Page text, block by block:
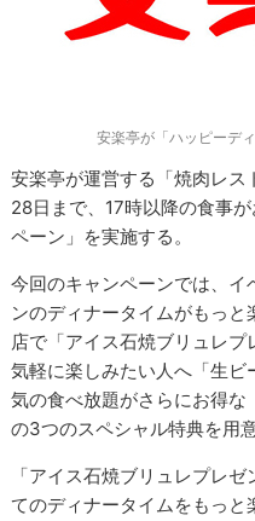
安楽亭が「ハッピーデ
安楽亭が運営する「焼肉レ
28日まで、17時以降の食事
ペーン」を実施する。
今回のキャンペーンでは、
ンのディナータイムがもっ
店で「アイス石焼ブリュレ
気軽に楽しみたい人へ「生ビ
気の食べ放題がさらにお得な
の3つのスペシャル特典を用
「アイス石焼ブリュレプレ
てのディナータイムをもっと